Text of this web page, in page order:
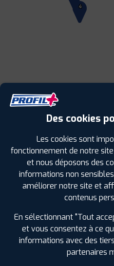
4
PROFIL PLUSBESANCON
1 RUE BERTHELOT25000
HORAIRES | +D'INFOS
2
Des cookies
Les cookies sont
fonctionnement de notre
et nous déposons des
informations non
améliorer notre site et
contenus
En sélectionnant "Tout
et vous consentez à ce
informations avec des
partenaires